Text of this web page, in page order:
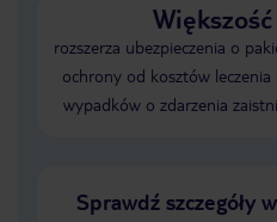
rozszerza ubezpieczenia o
ochrony od kosztów leczenia
wypadków o zdarzenia
Sprawdź szczegóły